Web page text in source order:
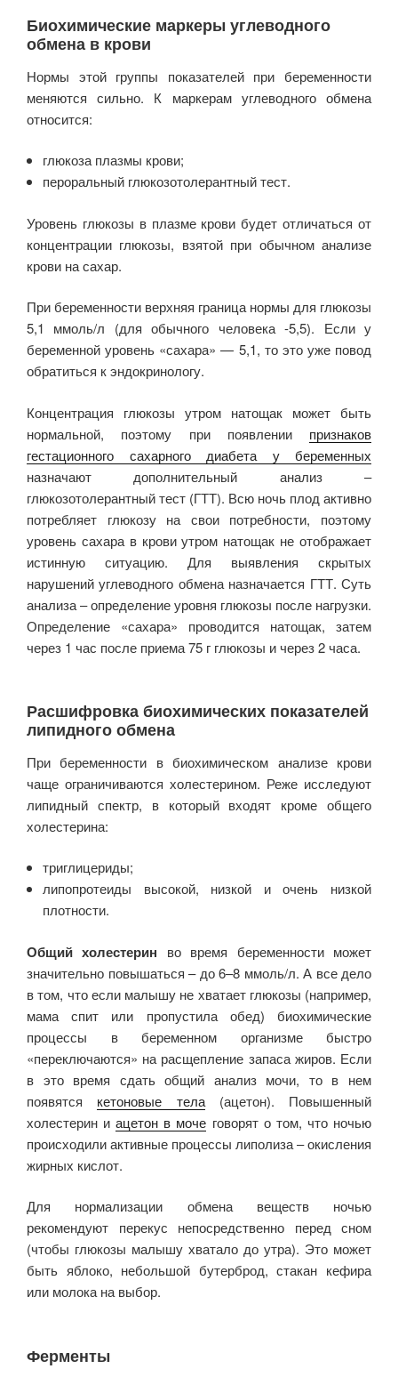
Биохимические маркеры углеводного
обмена в крови
Нормы этой группы показателей при беременности
меняются сильно. К маркерам углеводного обмена
относится:
глюкоза плазмы крови;
пероральный глюкозотолерантный тест.
Уровень глюкозы в плазме крови будет отличаться от
концентрации глюкозы, взятой при обычном анализе
крови на сахар.
При беременности верхняя граница нормы для глюкозы
5,1 ммоль/л (для обычного человека -5,5). Если у
беременной уровень «сахара» — 5,1, то это уже повод
обратиться к эндокринологу.
Концентрация глюкозы утром натощак может быть
нормальной, поэтому при появлении признаков
гестационного сахарного диабета у беременных
назначают дополнительный анализ –
глюкозотолерантный тест (ГТТ). Всю ночь плод активно
потребляет глюкозу на свои потребности, поэтому
уровень сахара в крови утром натощак не отображает
истинную ситуацию. Для выявления скрытых
нарушений углеводного обмена назначается ГТТ. Суть
анализа – определение уровня глюкозы после нагрузки.
Определение «сахара» проводится натощак, затем
через 1 час после приема 75 г глюкозы и через 2 часа.
Расшифровка биохимических показателей
липидного обмена
При беременности в биохимическом анализе крови
чаще ограничиваются холестерином. Реже исследуют
липидный спектр, в который входят кроме общего
холестерина:
триглицериды;
липопротеиды высокой, низкой и очень низкой
плотности.
Общий холестерин во время беременности может
значительно повышаться – до 6–8 ммоль/л. А все дело
в том, что если малышу не хватает глюкозы (например,
мама спит или пропустила обед) биохимические
процессы в беременном организме быстро
«переключаются» на расщепление запаса жиров. Если
в это время сдать общий анализ мочи, то в нем
появятся кетоновые тела(ацетон). Повышенный
холестерин иацетон в моче говорят о том, что ночью
происходили активные процессы липолиза – окисления
жирных кислот.
Для нормализации обмена веществ ночью
рекомендуют перекус непосредственно перед сном
(чтобы глюкозы малышу хватало до утра). Это может
быть яблоко, небольшой бутерброд, стакан кефира
или молока на выбор.
Ферменты